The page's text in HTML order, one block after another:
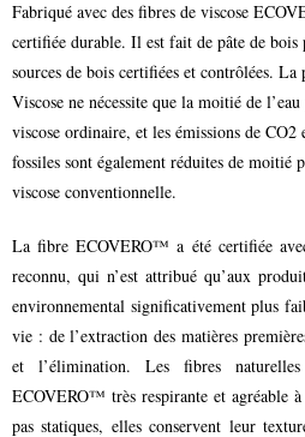
Fabriqué avec des fibres de viscose
certifiée durable. Il est fait de pâte de bois
sources de bois certifiées et contrôlées.
Viscose ne nécessite que la moitié de
viscose ordinaire, et les émissions de CO2
fossiles sont également réduites de moitié
viscose conventionnelle.
La fibre ECOVERO™ a été certifiée
reconnu, qui n’est attribué qu’aux
environnemental significativement plus
vie : de l’extraction des matières
et l’élimination. Les fibres
ECOVERO™ très respirante et agréable
pas statiques, elles conservent leur